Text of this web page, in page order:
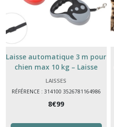
Laisse automatique 3 m pour
chien max 10 kg – Laisse
rétractable pratique
LAISSES
RÉFÉRENCE : 314100 3526781164986
8€99